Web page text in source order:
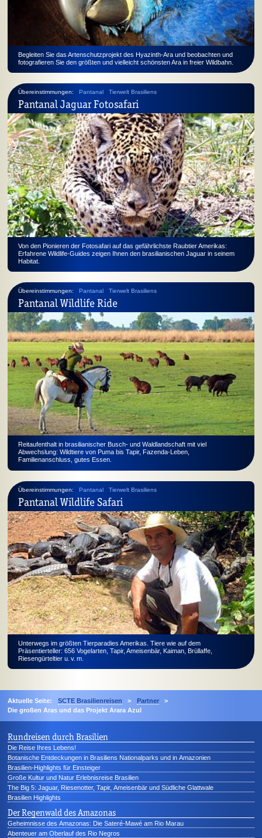
Begleiten Sie das Artenschutzprojekt des Hyazinth-Ara und beobachten und
fotografieren Sie den größten und vielleicht schönsten Ara in freier Wildbahn.
Übereinstimmungen: Pantanal Tierwelt Brasiliens
Pantanal Jaguar Fotosafari
Von den Pionieren der Fotosafari auf das gefährlichste Raubtier Amerikas:
Erfahrene Wildlife-Guides zeigen Ihnen den brasilianischen Jaguar in seinem
Habitat.
Übereinstimmungen: Pantanal Tierwelt Brasiliens
Pantanal Wildlife Ride
Reitaufenthalt in brasilianischer Busch- und Waldlandschaft mit viel
Abwechslung: Wildtiere von Puma bis Tapir, Fazenda-Leben,
Familienanschluss, gutes Essen.
Übereinstimmungen: Pantanal Tierwelt Brasiliens
Pantanal Wildlife Safari
Unterwegs im größten Tierparadies Amerikas. Tiere wie auf dem
Präsentierteller: 656 Vogelarten, Tapir, Ameisenbär, Kaiman, Brüllaffe,
Riesengürteltieru. v. m.
Aktuelle Seite: SCTE Brasilienreisen > Partner
>
Die großen Aras und das Projekt Arara Azul
Rundreisen durch Brasilien
Die Reise Ihres Lebens!
Botanische Entdeckungen in Brasiliens Nationalparks und in Amazonien
Brasilien-Highlights für Einsteiger
Große Kultur und Natur Erlebnisreise Brasilien
The Big 5: Jaguar, Riesenotter, Tapir, Ameisenbär und Südliche Glattwale
Brasilien Highlights
Der Regenwald des Amazonas
Geheimnisse des Amazonas: Die Sateré-Mawé am Rio Marau
Abenteuer am Oberlauf des Rio Negros